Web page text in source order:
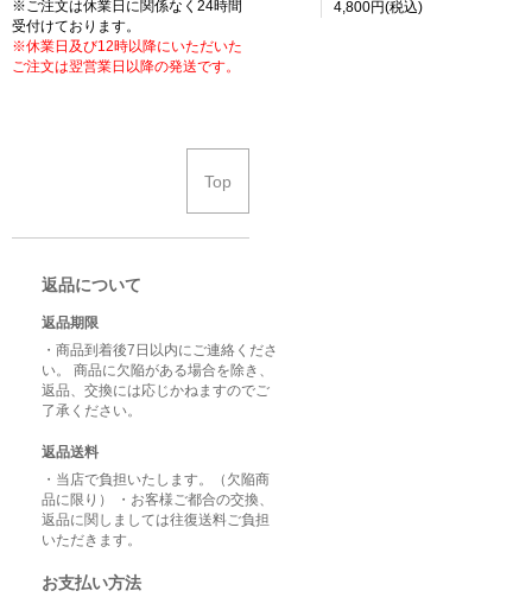
4,800円(税込)
※ご注文は休業日に関係なく24時間
受付けております。
※休業日及び12時以降にいただいた
ご注文は翌営業日以降の発送です。
Top
返品について
返品期限
・商品到着後7日以内にご連絡くださ
い。 商品に欠陥がある場合を除き、
返品、交換には応じかねますのでご
了承ください。
返品送料
・当店で負担いたします。（欠陥商
品に限り） ・お客様ご都合の交換、
返品に関しましては往復送料ご負担
いただきます。
お支払い方法